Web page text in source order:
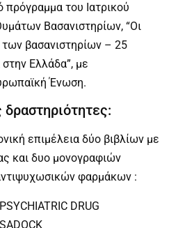
του Ιατρικού
Βασανιστηρίων, “Οι
βασανιστηρίων – 25
Ελλάδα”, με
Ένωση.
επιμέλεια δύο βιβλίων με
και δυο μονογραφιών
φαρμάκων :
DRUG